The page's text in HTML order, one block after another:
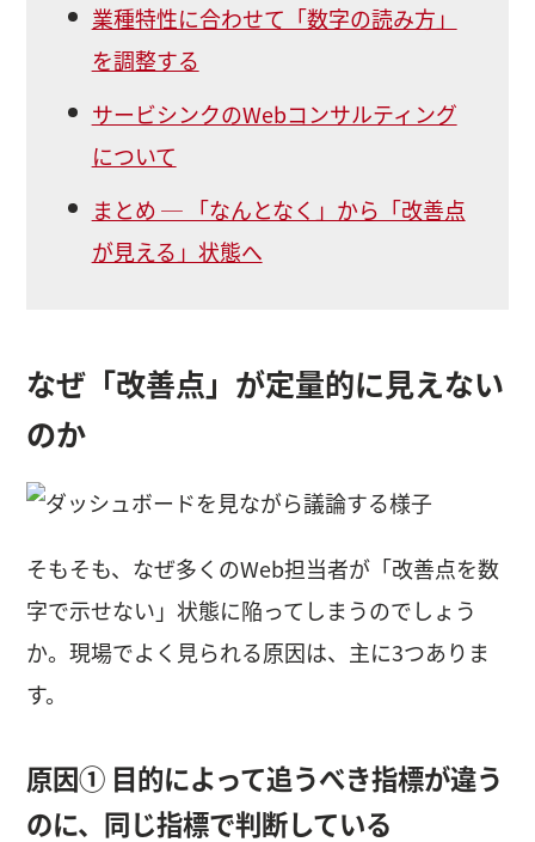
業種特性に合わせて「数字の読み方」
を調整する
サービシンクのWebコンサルティング
について
まとめ ─ 「なんとなく」から「改善点
が見える」状態へ
なぜ「改善点」が定量的に見えない
のか
そもそも、なぜ多くのWeb担当者が「改善点を数
字で示せない」状態に陥ってしまうのでしょう
か。現場でよく見られる原因は、主に3つありま
す。
原因① 目的によって追うべき指標が違う
のに、同じ指標で判断している